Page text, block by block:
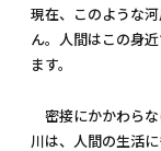
現在、このような
ん。人間はこの身
ます。
密接にかかわら
川は、人間の生活